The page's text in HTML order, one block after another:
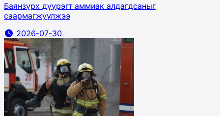
Баянзүрх дүүрэгт аммиак алдагдсаныг
саармагжуулжээ
2026-07-30